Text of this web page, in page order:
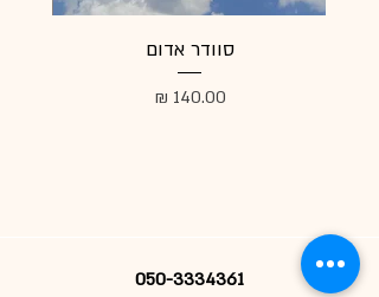
סוודר אדום
מחיר
050-3334361